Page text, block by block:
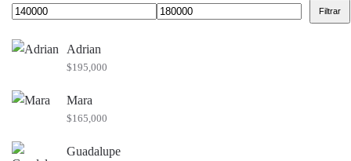
Precio
mínimo
Precio
máximo
Filtrar
Adrian
$195,000
Mara
$165,000
Guadalupe